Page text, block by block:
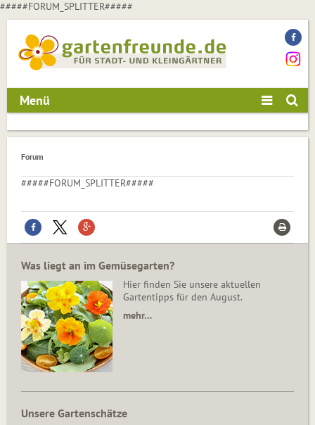
#####FORUM_SPLITTER#####
Menü
Forum
#####FORUM_SPLITTER#####
Was liegt an im Gemüsegarten?
Hier finden Sie unsere aktuellen
Gartentipps für den August.
mehr…
Unsere Gartenschätze